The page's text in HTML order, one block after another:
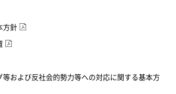
方針
および反社会的勢力等への対応に関する基本方